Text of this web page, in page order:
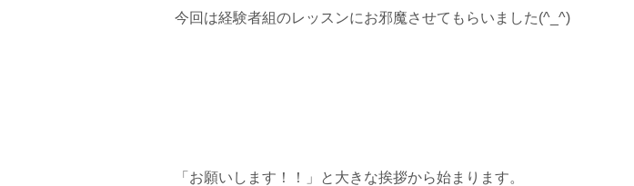
今回は経験者組のレッスンにお邪魔させてもらいました(^_^)
「お願いします！！」と大きな挨拶から始まります。